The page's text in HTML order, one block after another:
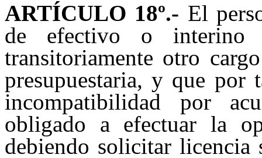
ARTÍCULO 18º.- El
de efectivo o interino
transitoriamente otro
presupuestaria, y que por
incompatibilidad por
obligado a efectuar la
debiendo solicitar licencia